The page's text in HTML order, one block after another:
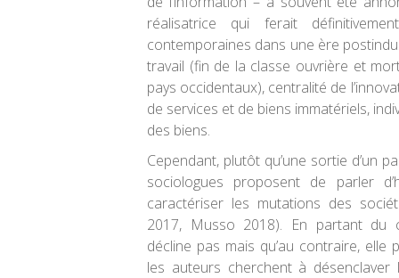
réalisatrice qui ferait
contemporaines dans une ère
travail (fin de la classe ouvrière et
pays occidentaux), centralité de
de services et de biens immatériels,
des biens.
Cependant, plutôt qu’une sortie d’un
sociologues proposent de parler
caractériser les mutations des
2017, Musso 2018). En partant du
décline pas mais qu’au contraire,
les auteurs cherchent à désenclaver